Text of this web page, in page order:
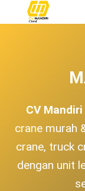
CV
crane murah
crane, truck
dengan unit